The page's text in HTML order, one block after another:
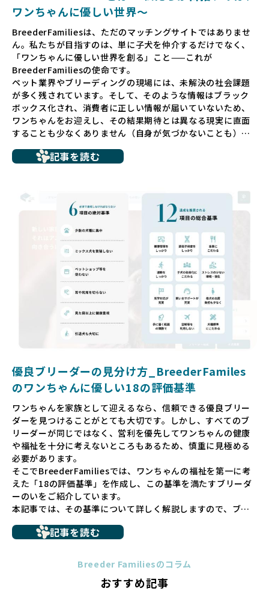
ワンちゃんに優しい世界〜
BreederFamiliesは、ただのマッチングサイトではありませ
ん。私たちが目指すのは、単に子犬を仲介するだけでなく、
「ワンちゃんに優しい世界を創る」こと——これが
BreederFamiliesの使命です。
ペット業界やブリーディングの現場には、未解決の社会課題
が多く残されています。そして、そのような情報はブラック
ボックス化され、消費者に正しい情報が届いていないため、
ワンちゃんをお迎えし、その結果期待とは異なる現実に直面
することも少なくありません（自身が気づかないことも）。
ち、健康面や社会性に問題を抱えていたり、またブリーダー
いるというケースもあります。こうした問題は、消費者にと
っても大きな負担であり、ワンちゃん自身にとっても非常に
だからこそ、私たちは正しい情報と安心して選べる場所を提
供すべきだと考えています。BreederFamiliesでは、ワンち
ゃんを家族のように愛する「優良ブリーダー」のみを独自の
厳しい基準で厳選し、その評価基準や評価結果をオープンに
しています。これにより、消費者の皆様が安心して子犬やブ
リーダーを選べる環境を整えています。
そして、消費者の皆様が正しい情報をもとに優良ブリーダー
を求めることで、ワンちゃんを家族のように愛する優良ブリ
ーダーが増え、営利優先の「悪徳ブリーダー」が自然と淘汰
される社会を目指しています。目の前の子犬だけでなく、親
ゃんに優しい世界を築いていきたいと考えています。
長するための環境が十分に整っていない場合が多く、販売ま
での間に過密な環境や長距離移動のストレスを受けることが
少なくありません。このような環境は、健康リスクや社会性
の問題につながりやすく、ワンちゃんにとっても望ましいと
は言えません。
こうした背景から、BreederFamiliesはペットショップを介
さない直接販売を採用するとともに、ペットオークションや
ペットショップを利用するブリーダーの掲載も行ってしませ
ん。
ペットショップを避けた方がいい理由の詳細はこちら
法令レベルの最低基準にとどまっていることが問題です。こ
ものに過ぎず、ワンちゃんの心身の福祉やブリーダーの責任
記事を読む
優良ブリーダーの見分け方_BreederFamiles
のワンちゃんに優しい18の評価基準
ワンちゃんを家族として迎えるなら、信頼できる優良ブリー
ダーを見つけることがとても大切です。しかし、すべてのブ
リーダーが同じではなく、営利を優先してワンちゃんの健康
や福祉を十分に考えないところもあるため、慎重に見極める
必要があります。
そこでBreederFamiliesでは、ワンちゃんの福祉を第一に考
えた「18の評価基準」を作成し、この基準を満たすブリーダ
ーのいをご紹介しています。
本記事では、その基準について詳しく解説しますので、ブリ
に断尾（しっぽを切る）や断耳（耳を切る）が行われている
ことがあります。
これは痛みを伴う処置で、ワンちゃんの身体的な負担が大き
記事を読む
Breeder Familiesのコラム
おすすめ記事